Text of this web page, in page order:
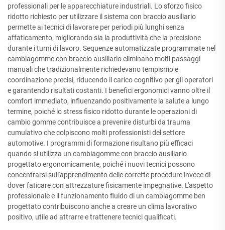
professionali per le apparecchiature industriali. Lo sforzo fisico
ridotto richiesto per utilizzare il sistema con braccio ausiliario
permette ai tecnici di lavorare per periodi più lunghi senza
affaticamento, migliorando sia la produttività che la precisione
durante i turni di lavoro. Sequenze automatizzate programmate nel
cambiagomme con braccio ausiliario eliminano molti passaggi
manuali che tradizionalmente richiedevano tempismo e
coordinazione precisi, riducendo il carico cognitivo per gli operatori
e garantendo risultati costanti. I benefici ergonomici vanno oltre il
comfort immediato, influenzando positivamente la salute a lungo
termine, poiché lo stress fisico ridotto durante le operazioni di
cambio gomme contribuisce a prevenire disturbi da trauma
cumulativo che colpiscono molti professionisti del settore
automotive. I programmi di formazione risultano più efficaci
quando si utilizza un cambiagomme con braccio ausiliario
progettato ergonomicamente, poiché i nuovi tecnici possono
concentrarsi sull'apprendimento delle corrette procedure invece di
dover faticare con attrezzature fisicamente impegnative. L'aspetto
professionale e il funzionamento fluido di un cambiagomme ben
progettato contribuiscono anche a creare un clima lavorativo
positivo, utile ad attrarre e trattenere tecnici qualificati.